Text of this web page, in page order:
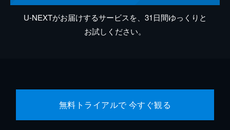
U-NEXTがお届けするサービスを、31日間ゆっくりと
お試しください。
無料トライアルで 今すぐ観る